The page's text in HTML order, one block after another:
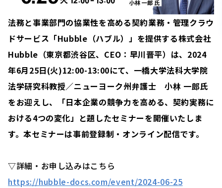
法務と事業部門の協業性を高める契約業務・管理クラウ
ドサービス「Hubble（ハブル）」を提供する株式会社
Hubble（東京都渋谷区、CEO：早川晋平）は、2024
年6月25日(火)12:00-13:00にて、一橋大学法科大学院
法学研究科教授／ニューヨーク州弁護士 小林 一郎氏
をお迎えし、「日本企業の競争力を高める、契約実務に
おける4つの変化」と題したセミナーを開催いたしま
す。本セミナーは事前登録制・オンライン配信です。
▽詳細・お申し込みはこちら
https://hubble-docs.com/event/2024-06-25